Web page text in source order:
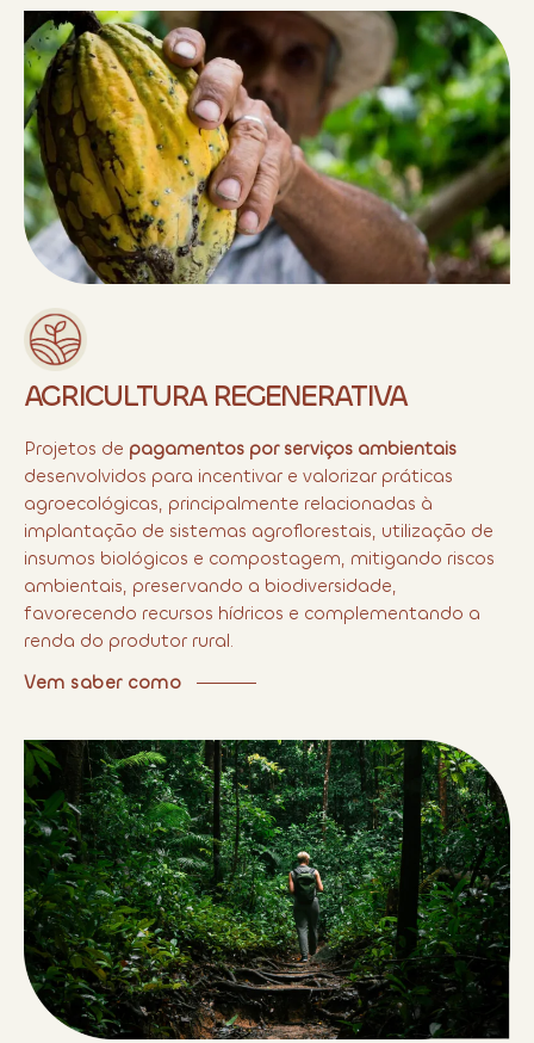
AGRICULTURA REGENERATIVA
Projetos de pagamentos por serviços ambientais
desenvolvidos para incentivar e valorizar práticas
agroecológicas, principalmente relacionadas à
implantação de sistemas agroflorestais, utilização de
insumos biológicos e compostagem, mitigando riscos
ambientais, preservando a biodiversidade,
favorecendo recursos hídricos e complementando a
renda do produtor rural.
Vem saber como